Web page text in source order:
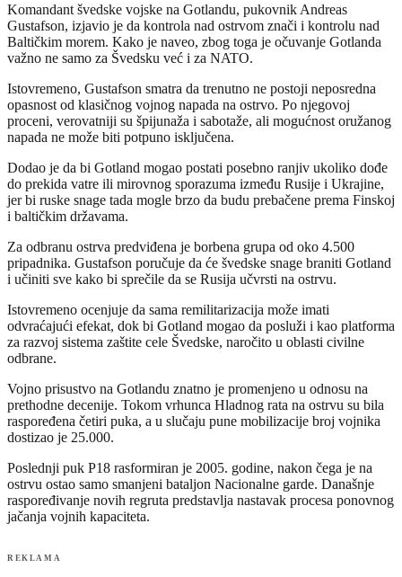
Komandant švedske vojske na Gotlandu, pukovnik Andreas
Gustafson, izjavio je da kontrola nad ostrvom znači i kontrolu nad
Baltičkim morem. Kako je naveo, zbog toga je očuvanje Gotlanda
važno ne samo za Švedsku već i za NATO.
Istovremeno, Gustafson smatra da trenutno ne postoji neposredna
opasnost od klasičnog vojnog napada na ostrvo. Po njegovoj
proceni, verovatniji su špijunaža i sabotaže, ali mogućnost oružanog
napada ne može biti potpuno isključena.
Dodao je da bi Gotland mogao postati posebno ranjiv ukoliko dođe
do prekida vatre ili mirovnog sporazuma između Rusije i Ukrajine,
jer bi ruske snage tada mogle brzo da budu prebačene prema Finskoj
i baltičkim državama.
Za odbranu ostrva predviđena je borbena grupa od oko 4.500
pripadnika. Gustafson poručuje da će švedske snage braniti Gotland
i učiniti sve kako bi sprečile da se Rusija učvrsti na ostrvu.
Istovremeno ocenjuje da sama remilitarizacija može imati
odvraćajući efekat, dok bi Gotland mogao da posluži i kao platforma
za razvoj sistema zaštite cele Švedske, naročito u oblasti civilne
odbrane.
Vojno prisustvo na Gotlandu znatno je promenjeno u odnosu na
prethodne decenije. Tokom vrhunca Hladnog rata na ostrvu su bila
raspoređena četiri puka, a u slučaju pune mobilizacije broj vojnika
dostizao je 25.000.
Poslednji puk P18 rasformiran je 2005. godine, nakon čega je na
ostrvu ostao samo smanjeni bataljon Nacionalne garde. Današnje
raspoređivanje novih regruta predstavlja nastavak procesa ponovnog
jačanja vojnih kapaciteta.
REKLAMA